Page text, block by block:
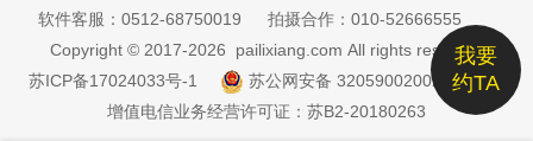
我要
约TA
软件客服： 0512-68750019 拍摄合作： 010-52666555
Copyright © 2017-2026 pailixiang.com All rights reserved
苏ICP备17024033号-1
苏公网安备 32059002002885号
增值电信业务经营许可证：苏B2-20180263